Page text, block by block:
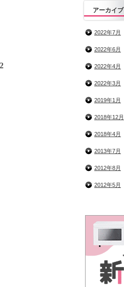
アーカイブ
2022年7月
2022年6月
2022年4月
2022年3月
2019年1月
2018年12月
2018年4月
2013年7月
2012年8月
2012年5月